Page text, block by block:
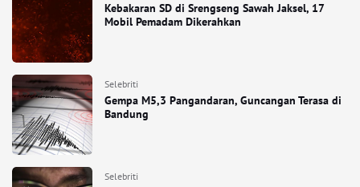
Kebakaran SD di Srengseng Sawah Jaksel, 17
Mobil Pemadam Dikerahkan
Selebriti
Gempa M5,3 Pangandaran, Guncangan Terasa di
Bandung
Selebriti